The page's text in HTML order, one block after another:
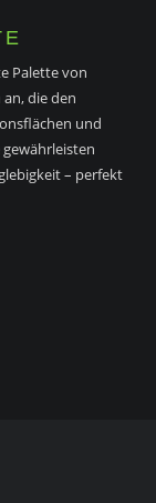
Palette von
die den
und
– perfekt